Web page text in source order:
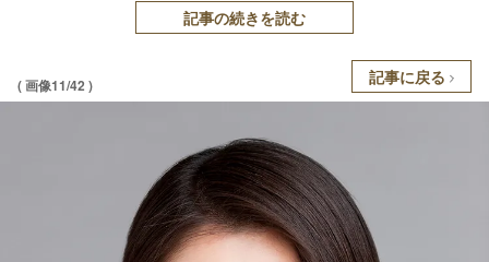
記事の続きを読む
( 画像11/42 ) 記事に戻る